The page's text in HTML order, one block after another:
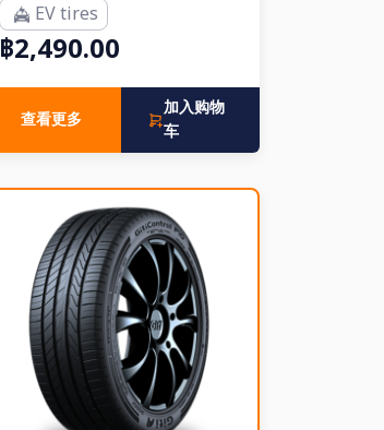
EV tires
฿2,490.00
查看更多
加入购物
车